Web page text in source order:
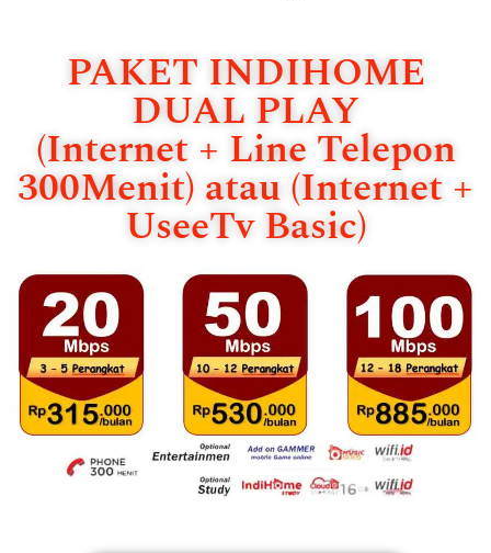
PAKET INDIHOME
DUAL PLAY
(Internet + Line Telepon
300Menit) atau (Internet +
UseeTv Basic)